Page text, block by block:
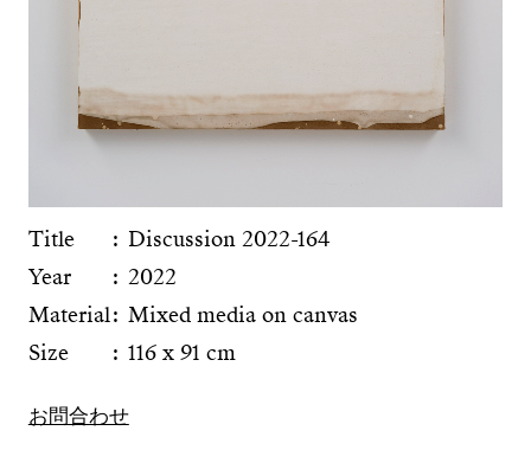
Title
Discussion 2022-164
Year
2022
Material Mixed media on canvas
Size
116 x 91 cm
お問合わせ